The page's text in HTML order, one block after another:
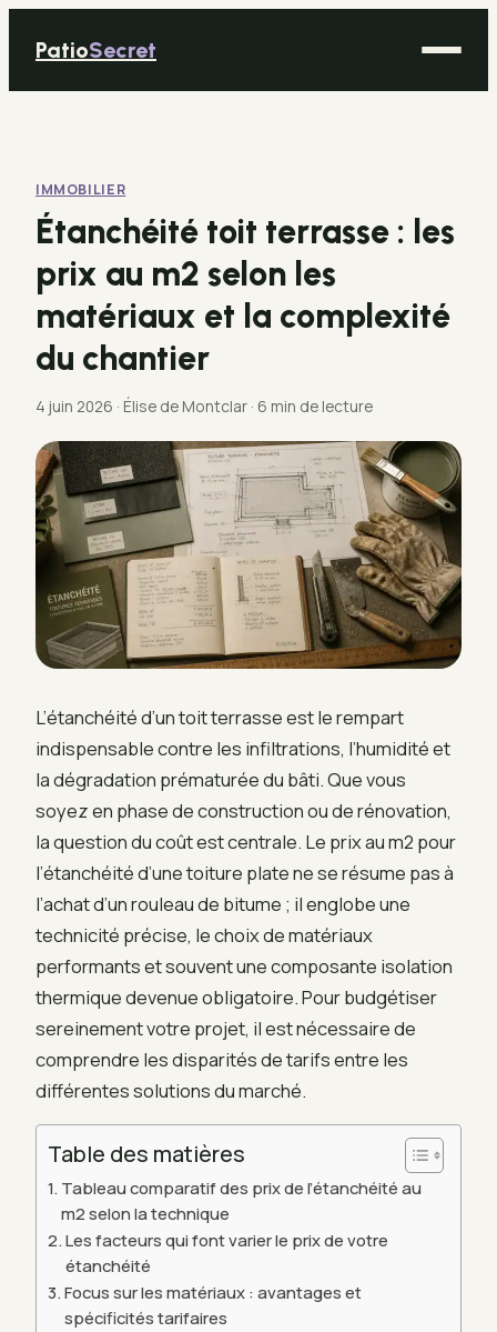
PatioSecret
Bricolage
Déco
Immobilier
Jardinage
IMMOBILIER
Étanchéité toit terrasse : les
prix au m2 selon les
matériaux et la complexité
du chantier
4 juin 2026 · Élise de Montclar · 6 min de lecture
L’étanchéité d’un toit terrasse est le rempart
indispensable contre les infiltrations, l’humidité et
la dégradation prématurée du bâti. Que vous
soyez en phase de construction ou de rénovation,
la question du coût est centrale. Le prix au m2 pour
l’étanchéité d’une toiture plate ne se résume pas à
l’achat d’un rouleau de bitume ; il englobe une
technicité précise, le choix de matériaux
performants et souvent une composante isolation
thermique devenue obligatoire. Pour budgétiser
sereinement votre projet, il est nécessaire de
comprendre les disparités de tarifs entre les
différentes solutions du marché.
Table des matières
Tableau comparatif des prix de l’étanchéité au
m2 selon la technique
Les facteurs qui font varier le prix de votre
étanchéité
Focus sur les matériaux : avantages et
spécificités tarifaires